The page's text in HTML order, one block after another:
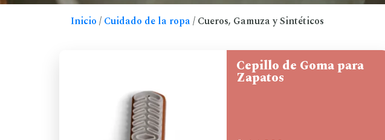
Inicio / Cuidado de la ropa/ Cueros, Gamuza y Sintéticos
Cepillo de Goma para
Zapatos